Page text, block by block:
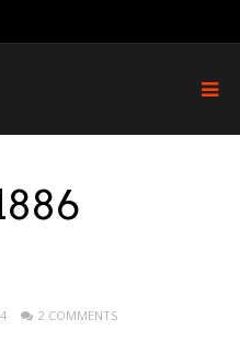
2 COMMENTS